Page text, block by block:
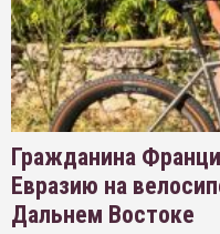
Гражданина
Евразию на
Дальнем Востоке